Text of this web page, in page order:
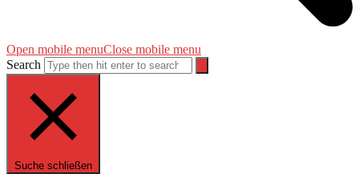
Open mobile menuClose mobile menu
Search
Suche schließen